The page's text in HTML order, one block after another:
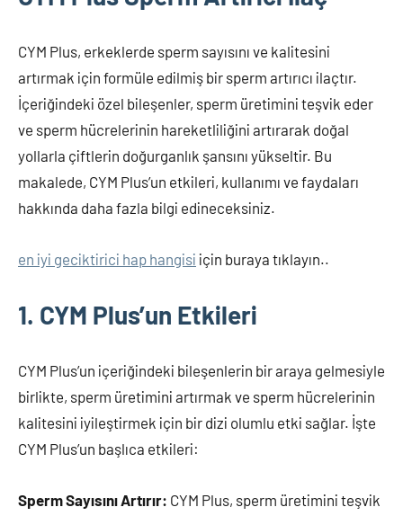
CYM Plus, erkeklerde sperm sayısını ve kalitesini
artırmak için formüle edilmiş bir sperm artırıcı ilaçtır.
İçeriğindeki özel bileşenler, sperm üretimini teşvik eder
ve sperm hücrelerinin hareketliliğini artırarak doğal
yollarla çiftlerin doğurganlık şansını yükseltir. Bu
makalede, CYM Plus’un etkileri, kullanımı ve faydaları
hakkında daha fazla bilgi edineceksiniz.
en iyi geciktirici hap hangisi için buraya tıklayın..
1. CYM Plus’un Etkileri
CYM Plus’un içeriğindeki bileşenlerin bir araya gelmesiyle
birlikte, sperm üretimini artırmak ve sperm hücrelerinin
kalitesini iyileştirmek için bir dizi olumlu etki sağlar. İşte
CYM Plus’un başlıca etkileri:
Sperm Sayısını Artırır: CYM Plus, sperm üretimini teşvik